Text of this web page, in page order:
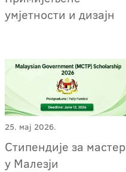
умјетности и дизајн
25. мај 2026.
Стипендије за мастер
у Малезји